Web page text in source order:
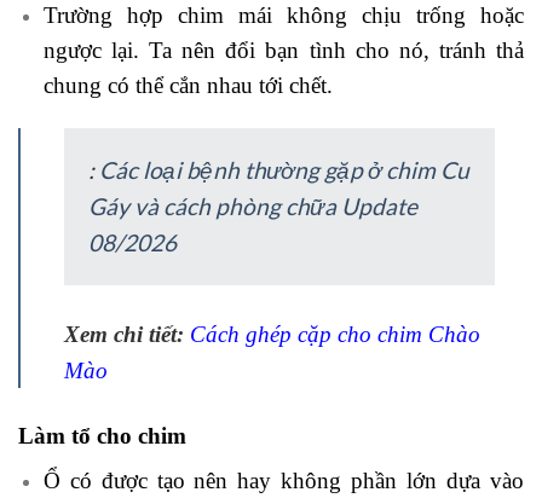
Trường hợp chim mái không chịu trống hoặc
ngược lại. Ta nên đổi bạn tình cho nó, tránh thả
chung có thể cắn nhau tới chết.
: Các loại bệnh thường gặp ở chim Cu
Gáy và cách phòng chữa Update
08/2026
Xem chi tiết: Cách ghép cặp cho chim Chào
Mào
Làm tổ cho chim
Ổ có được tạo nên hay không phần lớn dựa vào